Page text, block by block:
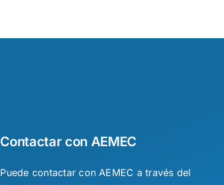
Contactar con AEMEC
Puede contactar con AEMEC a través del